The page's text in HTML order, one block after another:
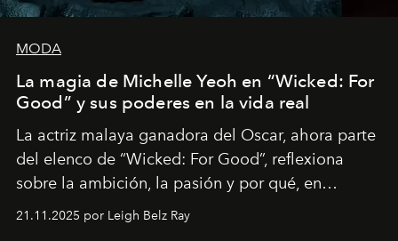
MODA
La magia de Michelle Yeoh en “Wicked: For
Good” y sus poderes en la vida real
La actriz malaya ganadora del Oscar, ahora parte
del elenco de “Wicked: For Good”, reflexiona
sobre la ambición, la pasión y por qué, en
ocasiones, la introspección puede esperar. “Es
21.11.2025 por Leigh Belz Ray